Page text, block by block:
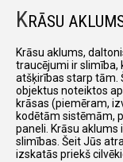
KRĀSU
Krāsu aklums,
traucējumi ir slimība,
atšķirības starp tām.
objektus noteiktos
krāsas (piemēram,
kodētām sistēmām,
paneli. Krāsu aklums
slimības. Šeit Jūs
izskatās priekš